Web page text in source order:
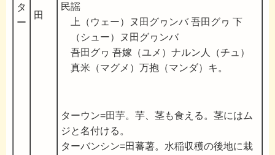
タ
ー
田
民謡
上（ウェー）ヌ田グヮンバ 吾田グヮ 下
（シュー）ヌ田グヮンバ
吾田グヮ 吾嫁（ユメ）ナルン人（チュ）
真米（マグメ）万抱（マンダ）キ。
ターウン=田芋。芋、茎も食える。茎にはム
ジと名付ける。
ターバンシン=田蕃薯。水稲収穫の後地に栽